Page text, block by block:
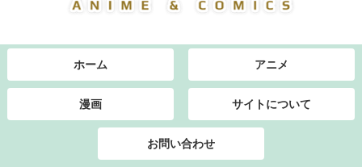
ホーム アニメ
漫画 サイトについて
お問い合わせ